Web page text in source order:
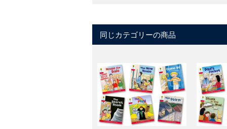
同じカテゴリーの商品